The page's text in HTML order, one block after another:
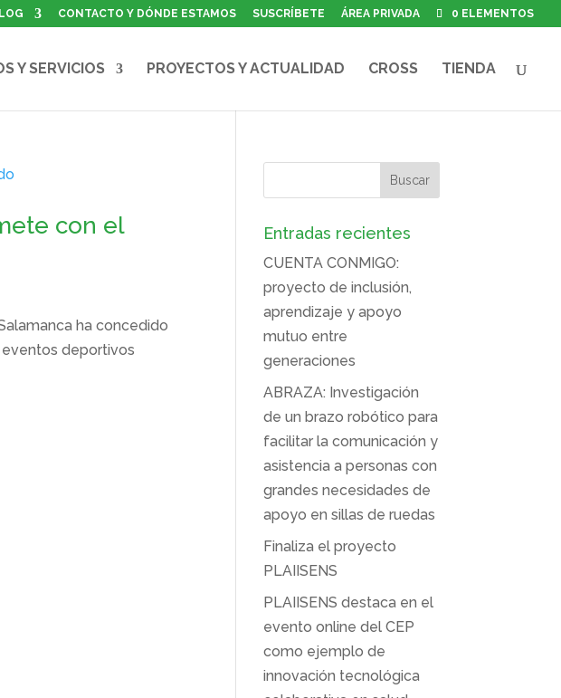
CONTACTO Y DÓNDE ESTAMOS SUSCRÍBETE ÁREA PRIVADA 0 ELEMENTOS
Y SERVICIOS PROYECTOS Y ACTUALIDAD CROSS TIENDA
con el
ha concedido
deportivos
Entradas recientes
CUENTA CONMIGO:
proyecto de inclusión,
aprendizaje y apoyo
mutuo entre
generaciones
ABRAZA: Investigación
de un brazo robótico para
facilitar la comunicación y
asistencia a personas con
grandes necesidades de
apoyo en sillas de ruedas
Finaliza el proyecto
PLAIISENS
PLAIISENS destaca en el
evento online del CEP
como ejemplo de
innovación tecnológica